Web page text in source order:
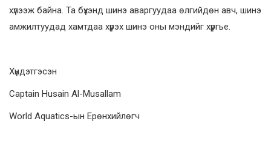
хүлээж байна. Та бүхэнд шинэ аваргуудаа өлгийдөн авч, шинэ
амжилтуудад хамтдаа хүрэх шинэ оны мэндийг хүргье.
Хүндэтгэсэн
Captain Husain Al-Musallam
World Aquatics-ын Ерөнхийлөгч